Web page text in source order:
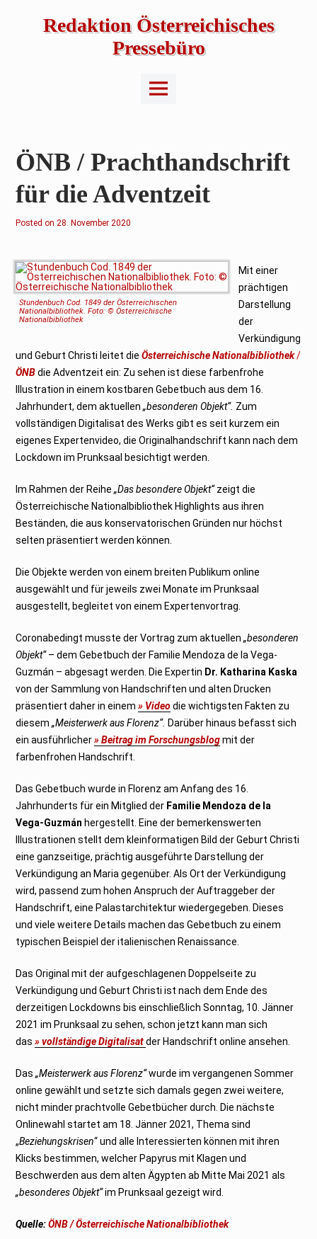
Redaktion Österreichisches
Pressebüro
Main
Menu
ÖNB / Prachthandschrift
für die Adventzeit
Posted on28. November 2020
Stundenbuch Cod. 1849 der Österreichischen
Nationalbibliothek. Foto: © Österreichische
Nationalbibliothek
Mit einer
prächtigen
Darstellung
der
Verkündigung
und Geburt Christi leitet dieÖsterreichische Nationalbibliothek/
ÖNBdie Adventzeit ein: Zu sehen ist diese farbenfrohe
Illustration in einem kostbaren Gebetbuch aus dem 16.
Jahrhundert, dem aktuellen„besonderen Objekt“. Zum
vollständigen Digitalisat des Werks gibt es seit kurzem ein
eigenes Expertenvideo, die Originalhandschrift kann nach dem
Lockdown im Prunksaal besichtigt werden.
Im Rahmen der Reihe„Das besondere Objekt“zeigt die
Österreichische Nationalbibliothek Highlights aus ihren
Beständen, die aus konservatorischen Gründen nur höchst
selten präsentiert werden können.
Die Objekte werden von einem breiten Publikum online
ausgewählt und für jeweils zwei Monate im Prunksaal
ausgestellt, begleitet von einem Expertenvortrag.
Coronabedingt musste der Vortrag zum aktuellen„besonderen
Objekt“– dem Gebetbuch der Familie Mendoza de la Vega-
Guzmán – abgesagt werden. Die Expertin Dr. Katharina Kaska
von der Sammlung von Handschriften und alten Drucken
präsentiert daher in einem» Videodie wichtigsten Fakten zu
diesem„Meisterwerk aus Florenz“. Darüber hinaus befasst sich
ein ausführlicher» Beitrag im Forschungsblog mit der
farbenfrohen Handschrift.
Das Gebetbuch wurde in Florenz am Anfang des 16.
Jahrhunderts für ein Mitglied der Familie Mendoza de la
Vega-Guzmán hergestellt. Eine der bemerkenswerten
Illustrationen stellt dem kleinformatigen Bild der Geburt Christi
eine ganzseitige, prächtig ausgeführte Darstellung der
Verkündigung an Maria gegenüber. Als Ort der Verkündigung
wird, passend zum hohen Anspruch der Auftraggeber der
Handschrift, eine Palastarchitektur wiedergegeben. Dieses
und viele weitere Details machen das Gebetbuch zu einem
typischen Beispiel der italienischen Renaissance.
Das Original mit der aufgeschlagenen Doppelseite zu
Verkündigung und Geburt Christi ist nach dem Ende des
derzeitigen Lockdowns bis einschließlich Sonntag, 10. Jänner
2021 im Prunksaal zu sehen, schon jetzt kann man sich
das» vollständige Digitalisatder Handschrift online ansehen.
Das„Meisterwerk aus Florenz“wurde im vergangenen Sommer
online gewählt und setzte sich damals gegen zwei weitere,
nicht minder prachtvolle Gebetbücher durch. Die nächste
Onlinewahl startet am 18. Jänner 2021, Thema sind
„Beziehungskrisen“ und alle Interessierten können mit ihren
Klicks bestimmen, welcher Papyrus mit Klagen und
Beschwerden aus dem alten Ägypten ab Mitte Mai 2021 als
„besonderes Objekt“im Prunksaal gezeigt wird.
Quelle:ÖNB / Österreichische Nationalbibliothek